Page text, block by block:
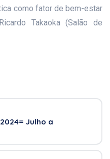
como fator de bem-estar
Takaoka (Salão de
Julho a